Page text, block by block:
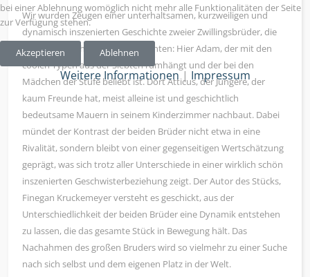
Wir wurden Zeugen einer unterhaltsamen, kurzweiligen und
dynamisch inszenierten Geschichte zweier Zwillingsbrüder, die
unterschiedlicher nicht sein könnten: Hier Adam, der mit den
coolen Typen aus der Siebten rumhängt und der bei den
Mädchen der Stufe beliebt ist. Dort Atticus, der Jüngere, der
kaum Freunde hat, meist alleine ist und geschichtlich
bedeutsame Mauern in seinem Kinderzimmer nachbaut. Dabei
mündet der Kontrast der beiden Brüder nicht etwa in eine
Rivalität, sondern bleibt von einer gegenseitigen Wertschätzung
geprägt, was sich trotz aller Unterschiede in einer wirklich schön
inszenierten Geschwisterbeziehung zeigt. Der Autor des Stücks,
Finegan Kruckemeyer versteht es geschickt, aus der
Unterschiedlichkeit der beiden Brüder eine Dynamik entstehen
zu lassen, die das gesamte Stück in Bewegung hält. Das
Nachahmen des großen Bruders wird so vielmehr zu einer Suche
nach sich selbst und dem eigenen Platz in der Welt.
bei einer Ablehnung womöglich nicht mehr alle Funktionalitäten der Seite
zur Verfügung stehen.
Akzeptieren Ablehnen
Weitere Informationen| Impressum